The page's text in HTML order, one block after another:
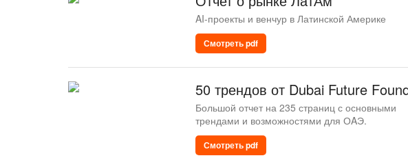
AI-проекты и венчур в Латинской Америке
Смотреть pdf
50 трендов от Dubai Future
Большой отчет на 235 страниц с основными
трендами и возможностями для ОAЭ.
Смотреть pdf